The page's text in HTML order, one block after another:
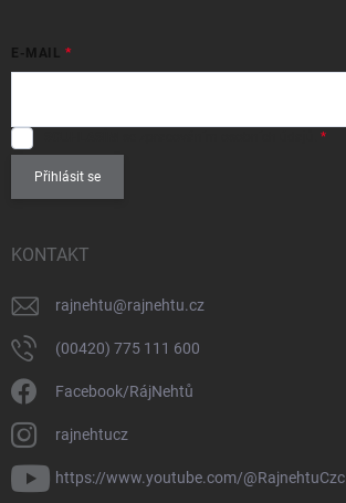
E-MAIL
Přihlásit se
KONTAKT
rajnehtu@rajnehtu.cz
(00420) 775 111 600
Facebook/RájNehtů
rajnehtucz
https://www.youtube.com/@RajnehtuCzc